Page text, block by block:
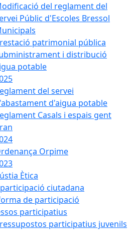
del reglament del
Públic d'Escoles Bressol
patrimonial pública
i distribució
potable
del servei
d'aigua potable
Casals i espais gent
Orpime
Ètica
ciutadana
de participació
participatius
participatius juvenils